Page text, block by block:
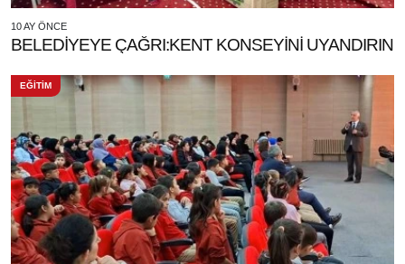
10 AY ÖNCE
BELEDİYEYE ÇAĞRI:KENT KONSEYİNİ UYANDIRIN
EĞİTİM